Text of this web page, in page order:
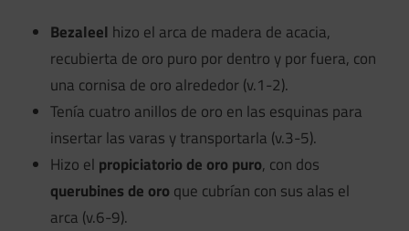
Bezaleel hizo el arca de madera de acacia,
recubierta de oro puro por dentro y por fuera, con
una cornisa de oro alrededor (v.1-2).
Tenía cuatro anillos de oro en las esquinas para
insertar las varas y transportarla (v.3-5).
Hizo el propiciatorio de oro puro, con dos
querubines de oro que cubrían con sus alas el
arca (v.6-9).